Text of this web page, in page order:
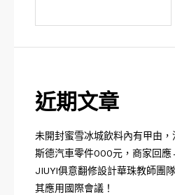
近期文章
未開封蜜雪冰城飲料內有甲由，
斯德汽車零件000元，商家回
JIUYI俱意翻修設計華珠教師團
其應用國際會議！